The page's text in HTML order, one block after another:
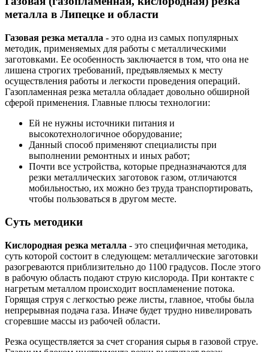
металла в Липецке и области
Газовая резка металла - это одна из самых популярных
методик, применяемых для работы с металлическими
заготовками. Ее особенность заключается в том, что она не
лишена строгих требований, предъявляемых к месту
осуществления работы и легкости проведения операций.
Газопламенная резка металла обладает довольно обширной
сферой применения. Главные плюсы технологии:
Ей не нужны источники питания и
высокотехнологичное оборудование;
Данный способ применяют специалисты при
выполнении ремонтных и иных работ;
Почти все устройства, которые предназначаются для
резки металлических заготовок газом, отличаются
мобильностью, их можно без труда транспортировать,
чтобы пользоваться в другом месте.
Суть методики
Кислородная резка металла - это специфичная методика,
суть которой состоит в следующем: металлические заготовки
разогреваются приблизительно до 1100 градусов. После этого
в рабочую область подают струю кислорода. При контакте с
нагретым металлом происходит воспламенение потока.
Горящая струя с легкостью реже листы, главное, чтобы была
непрерывная подача газа. Иначе будет трудно нивелировать
сгоревшие массы из рабочей области.
Резка осуществляется за счет сгорания сырья в газовой струе.